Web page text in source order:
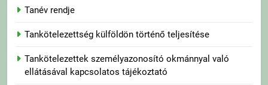
Tanév rendje
Tankötelezettség külföldön történő teljesítése
Tankötelezettek személyazonosító okmánnyal való
ellátásával kapcsolatos tájékoztató